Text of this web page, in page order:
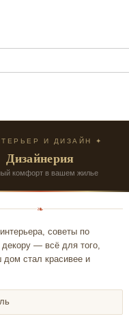
И ДИЗАЙН ✦
Дизайнерия
комфорт в вашем жилье
❧
советы по
декору — всё для того,
дом стал красивее и